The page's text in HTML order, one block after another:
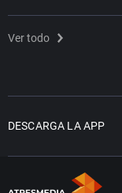
Ver todo
DESCARGA LA APP